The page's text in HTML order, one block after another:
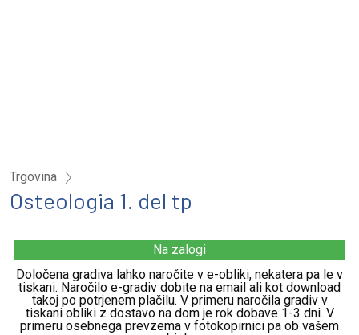
Trgovina
Osteologia 1. del tp
Na zalogi
Določena gradiva lahko naročite v e-obliki, nekatera pa le v
tiskani. Naročilo e-gradiv dobite na email ali kot download
takoj po potrjenem plačilu. V primeru naročila gradiv v
tiskani obliki z dostavo na dom je rok dobave 1-3 dni. V
primeru osebnega prevzema v fotokopirnici pa ob vašem